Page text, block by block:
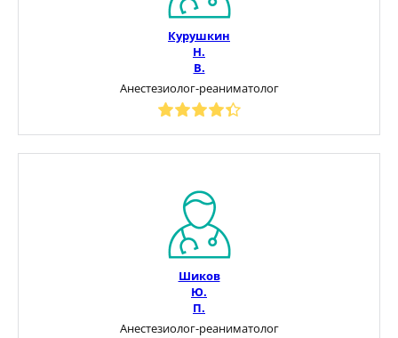
Курушкин
Н.
В.
Анестезиолог-реаниматолог
Шиков
Ю.
П.
Анестезиолог-реаниматолог